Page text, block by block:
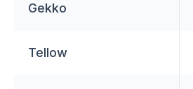
Gekko
Tellow